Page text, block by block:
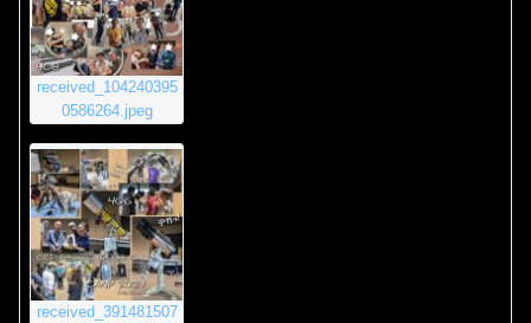
received_104240395
0586264.jpeg
received_391481507